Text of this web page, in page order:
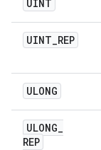
UINT
UINT_REP
ULONG
ULONG_
REP